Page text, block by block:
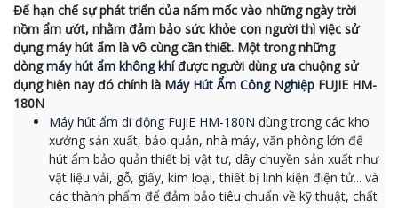
Để hạn chế sự phát triển của nấm mốc vào những ngày trời
nồm ẩm ướt, nhằm đảm bảo sức khỏe con người thì việc sử
dụng máy hút ẩm là vô cùng cần thiết. Một trong những
dòngmáy hút ẩm không khíđược người dùng ưa chuộng sử
dụng hiện nay đó chính là Máy Hút Ẩm Công Nghiệp FUJIE HM-
180N
Máy hút ẩm di động FujiE HM-180N dùng trong các kho
xưởng sản xuất, bảo quản, nhà máy, văn phòng lớn để
hút ẩm bảo quản thiết bị vật tư, dây chuyền sản xuất như
vật liệu vải, gỗ, giấy, kim loại, thiết bị linh kiện điện tử... và
các thành phẩm để đảm bảo tiêu chuẩn về kỹ thuật, chất